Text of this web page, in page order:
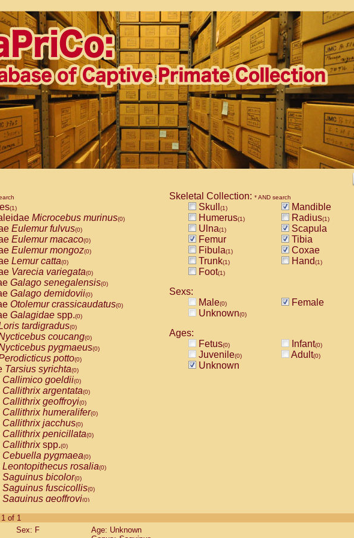
(1)
Microcebus murinus(0)
Eulemur fulvus(0)
Eulemur macaco(0)
Eulemur mongoz(0)
Lemur catta(0)
Varecia variegata(0)
Galago senegalensis(0)
Galago demidovii(0)
Otolemur crassicaudatus(0)
Galagidae spp.(0)
tardigradus(0)
coucang(0)
pygmaeus(0)
potto(0)
Tarsius syrichta(0)
Callimico goeldii(0)
Callithrix argentata(0)
Callithrix geoffroyi(0)
Callithrix humeralifer(0)
Callithrix jacchus(0)
Callithrix penicillata(0)
Callithrixspp.(0)
Cebuella pygmaea(0)
Leontopithecus rosalia(0)
Saguinus bicolor(0)
Saguinus fuscicollis(0)
Saguinus geoffroyi(0)
Saguinus labiatus(0)
Saguinus leucopus (0)
Skeletal Collection: * AND search
Skull (1)
Mandible
Humerus(1) Radius(1)
Ulna(1)
Scapula
Femur
Tibia
Fibula(1)
Coxae
Trunk(1) Hand(1)
Foot(1)
Sexs:
Male(0)
Female
Unknown(0)
Ages:
Fetus(0) Infant(0)
Juvenile(0) Adult(0)
Unknown
1 of 1
Sex: F
Age: Unknown